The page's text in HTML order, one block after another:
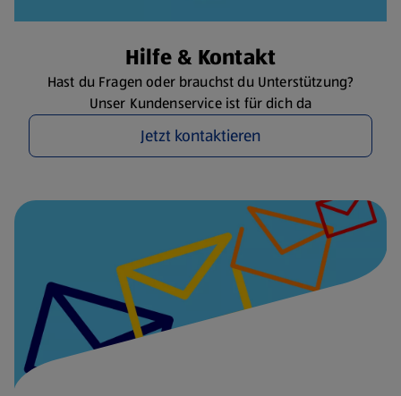
Hilfe & Kontakt
Hast du Fragen oder brauchst du Unterstützung?
Unser Kundenservice ist für dich da
Jetzt kontaktieren